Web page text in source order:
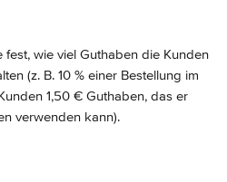
fest, wie viel Guthaben die Kunden
(z. B. 10 % einer Bestellung im
1,50 € Guthaben, das er
verwenden kann).